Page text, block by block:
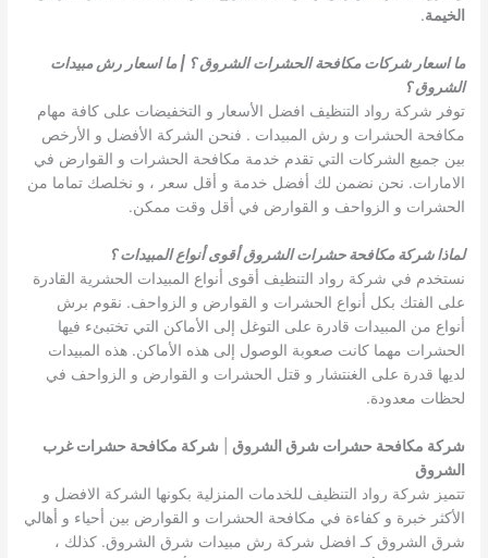
الخيمة.
ما اسعار شركات مكافحة الحشرات الشروق ؟ | ما اسعار رش مبيدات
الشروق ؟
توفر شركة رواد التنظيف افضل الأسعار و التخفيضات على كافة مهام
مكافحة الحشرات و رش المبيدات . فنحن الشركة الأفضل و الأرخص
بين جميع الشركات التي تقدم خدمة مكافحة الحشرات و القوارض في
الامارات. نحن نضمن لك أفضل خدمة و أقل سعر ، و نخلصك تماما من
الحشرات و الزواحف و القوارض في أقل وقت ممكن.
لماذا شركة مكافحة حشرات الشروق أقوى أنواع المبيدات ؟
نستخدم في شركة رواد التنظيف أقوى أنواع المبيدات الحشرية القادرة
على الفتك بكل أنواع الحشرات و القوارض و الزواحف. نقوم برش
أنواع من المبيدات قادرة على التوغل إلى الأماكن التي تختبئء فيها
الحشرات مهما كانت صعوبة الوصول إلى هذه الأماكن. هذه المبيدات
لديها قدرة على الغنتشار و قتل الحشرات و القوارض و الزواحف في
لحظات معدودة.
شركة مكافحة حشرات شرق الشروق
شركة مكافحة حشرات غرب
الشروق
تتميز شركة رواد التنظيف للخدمات المنزلية بكونها الشركة الافضل و
الأكثر خبرة و كفاءة في مكافحة الحشرات و القوارض بين أحياء و أهالي
شرق الشروق كـ افضل شركة رش مبيدات شرق الشروق. كذلك ،